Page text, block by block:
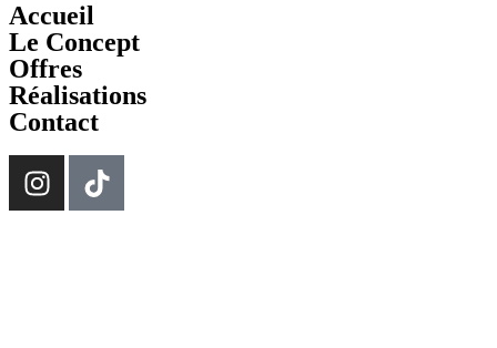
Accueil
Le Concept
Offres
Réalisations
Contact